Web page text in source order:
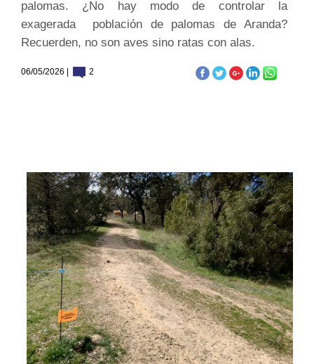
palomas. ¿No hay modo de controlar la
exagerada población de palomas de Aranda?
Recuerden, no son aves sino ratas con alas.
06/05/2026 | 2